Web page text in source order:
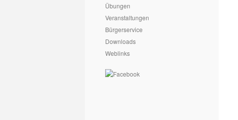
Übungen
Veranstaltungen
Bürgerservice
Downloads
Weblinks